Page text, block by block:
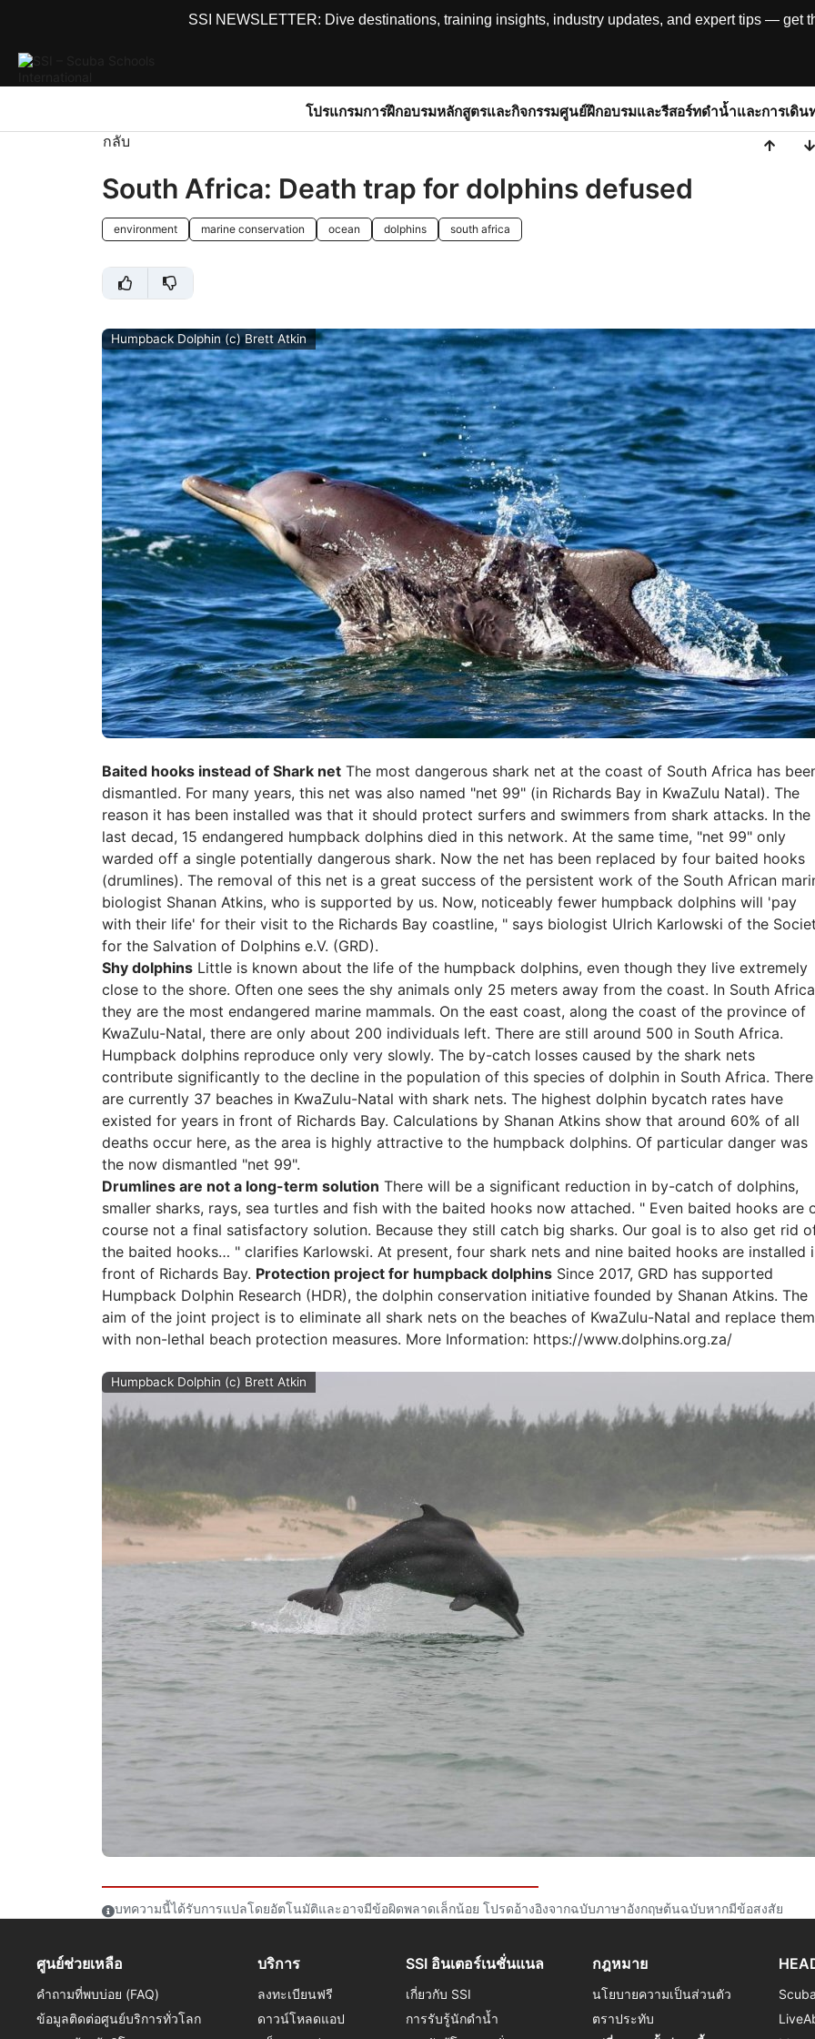
SSI NEWSLETTER: Dive destinations, training insights, industry updates, and expert tips — get
โปรแกรมการฝึกอบรมหลักสูตรและกิจกรรมศูนย์ฝึกอบรมและรีสอร์ทดำน้ำและการเดิน
กลับ
South Africa: Death trap for dolphins defused
environment marine conservation ocean dolphins south africa
Humpback Dolphin (c) Brett Atkin
Baited hooks instead of Shark netThe most dangerous shark net at the coast of South Africa has
dismantled. For many years, this net was also named "net 99" (in Richards Bay in KwaZulu Natal). The
reason it has been installed was that it should protect surfers and swimmers from shark attacks. In the
last decad, 15 endangered humpback dolphins died in this network. At the same time, "net 99" only
warded off a single potentially dangerous shark. Now the net has been replaced by four baited hooks
(drumlines). The removal of this net is a great success of the persistent work of the South African
biologist Shanan Atkins, who is supported by us. Now, noticeably fewer humpback dolphins will 'pay
with their life' for their visit to the Richards Bay coastline, " says biologist Ulrich Karlowski of the
for the Salvation of Dolphins e.V. (GRD).
Shy dolphinsLittle is known about the life of the humpback dolphins, even though they live extremely
close to the shore. Often one sees the shy animals only 25 meters away from the coast. In South Africa
they are the most endangered marine mammals. On the east coast, along the coast of the province of
KwaZulu-Natal, there are only about 200 individuals left. There are still around 500 in South Africa.
Humpback dolphins reproduce only very slowly. The by-catch losses caused by the shark nets
contribute significantly to the decline in the population of this species of dolphin in South Africa. There
are currently 37 beaches in KwaZulu-Natal with shark nets. The highest dolphin bycatch rates have
existed for years in front of Richards Bay. Calculations by Shanan Atkins show that around 60% of all
deaths occur here, as the area is highly attractive to the humpback dolphins. Of particular danger was
the now dismantled "net 99".
Drumlines are not a long-term solution There will be a significant reduction in by-catch of dolphins,
smaller sharks, rays, sea turtles and fish with the baited hooks now attached. " Even baited hooks are
course not a final satisfactory solution. Because they still catch big sharks. Our goal is to also get rid
the baited hooks… " clarifies Karlowski. At present, four shark nets and nine baited hooks are installed
front of Richards Bay. Protection project for humpback dolphinsSince 2017, GRD has supported
Humpback Dolphin Research (HDR), the dolphin conservation initiative founded by Shanan Atkins. The
aim of the joint project is to eliminate all shark nets on the beaches of KwaZulu-Natal and replace them
with non-lethal beach protection measures. More Information: https://www.dolphins.org.za/
Humpback Dolphin (c) Brett Atkin
บทความนี้ได้รับการแปลโดยอัตโนมัติและอาจมีข้อผิดพลาดเล็กน้อย โปรดอ้างอิงจากฉบับภาษาอังกฤษต้นฉบับหากมีข้อสงสัย
ศูนย์ช่วยเหลือ
คำถามที่พบบ่อย (FAQ)
ข้อมูลติดต่อศูนย์บริการทั่วโลก
บริการ
ลงทะเบียนฟรี
ดาวน์โหลดแอป
SSI อินเตอร์เนชั่นแนล
เกี่ยวกับ SSI
การรับรู้นักดำน้ำ
กฎหมาย
นโยบายความเป็นส่วนตัว
ตราประทับ